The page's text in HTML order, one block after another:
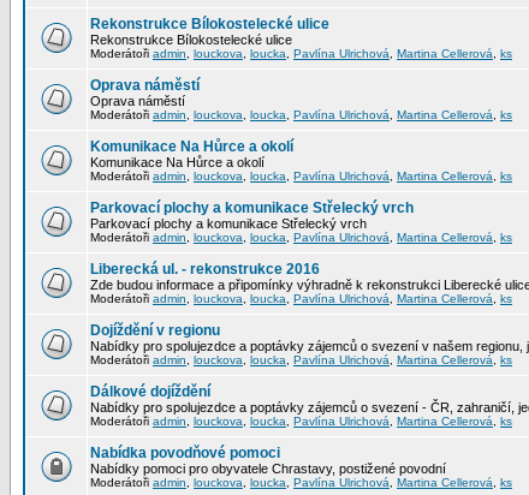
Rekonstrukce Bílokostelecké ulice
Rekonstrukce Bílokostelecké ulice
Moderátoři admin louckova loucka Pavlína Ulrichová Martina Cellerová ks
Oprava náměstí
Oprava náměstí
Moderátoři admin louckova loucka Pavlína Ulrichová Martina Cellerová ks
Komunikace Na Hůrce a okolí
Komunikace Na Hůrce a okolí
Moderátoři admin louckova loucka Pavlína Ulrichová Martina Cellerová ks
Parkovací plochy a komunikace Střelecký vrch
Parkovací plochy a komunikace Střelecký vrch
Moderátoři admin louckova loucka Pavlína Ulrichová Martina Cellerová ks
Liberecká ul. - rekonstrukce 2016
Zde budou informace a připomínky výhradně k rekonstrukci Liberecké
Moderátoři admin louckova loucka Pavlína Ulrichová Martina Cellerová ks
Dojíždění v regionu
Nabídky pro spolujezdce a poptávky zájemců o svezení v našem regionu,
Moderátoři admin louckova loucka Pavlína Ulrichová Martina Cellerová ks
Dálkové dojíždění
Nabídky pro spolujezdce a poptávky zájemců o svezení - ČR, zahraničí,
Moderátoři admin louckova loucka Pavlína Ulrichová Martina Cellerová ks
Nabídka povodňové pomoci
Nabídky pomoci pro obyvatele Chrastavy, postižené povodní
Moderátoři admin louckova loucka Pavlína Ulrichová Martina Cellerová ks